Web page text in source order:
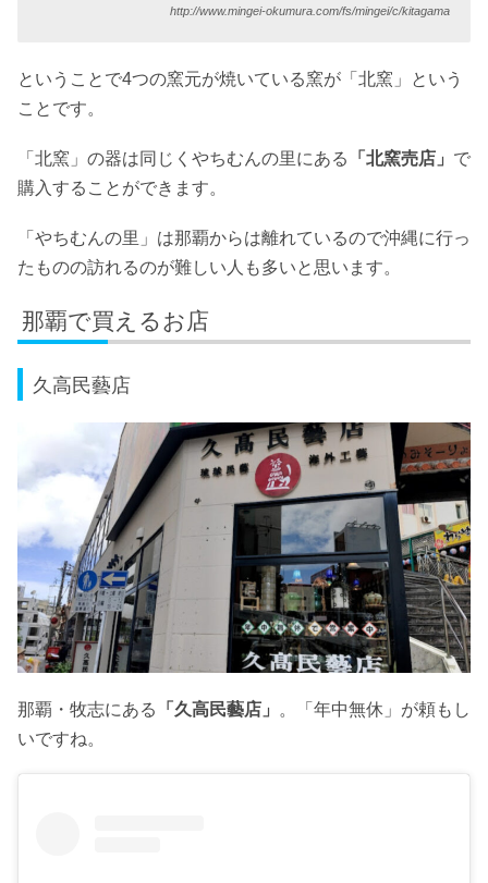
http://www.mingei-okumura.com/fs/mingei/c/kitagama
ということで4つの窯元が焼いている窯が「北窯」という
ことです。
「北窯」の器は同じくやちむんの里にある 「北窯売店」 で
購入することができます。
「やちむんの里」は那覇からは離れているので沖縄に行っ
たものの訪れるのが難しい人も多いと思います。
那覇で買えるお店
久高民藝店
那覇・牧志にある 「久高民藝店」
。「年中無休」が頼もし
いですね。